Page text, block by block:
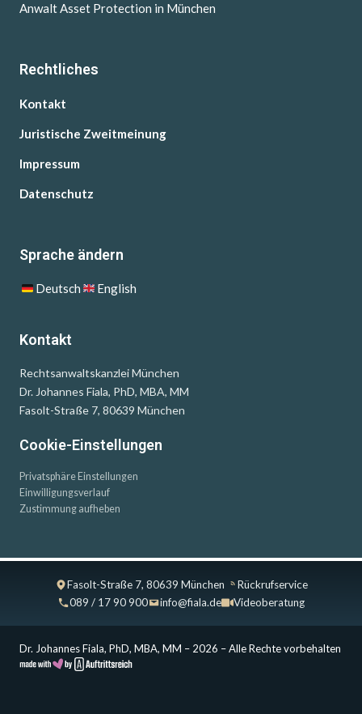
Anwalt Asset Protection in München
Rechtliches
Kontakt
Juristische Zweitmeinung
Impressum
Datenschutz
Sprache ändern
Deutsch English
Kontakt
Rechtsanwaltskanzlei München
Dr. Johannes Fiala, PhD, MBA, MM
Fasolt-Straße 7, 80639 München
Cookie-Einstellungen
Privatsphäre Einstellungen
Einwilligungsverlauf
Zustimmung aufheben
Fasolt-Straße 7, 80639 München
Rückrufservice
089 / 17 90 900
info@fiala.de Videoberatung
Dr. Johannes Fiala, PhD, MBA, MM – 2026 – Alle Rechte vorbehalten